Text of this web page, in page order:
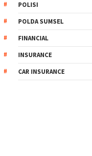
POLISI
POLDA SUMSEL
FINANCIAL
INSURANCE
CAR INSURANCE